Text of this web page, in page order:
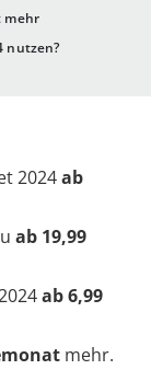
mehr
nutzen?
2024ab
ab 19,99
ab 6,99
mehr.